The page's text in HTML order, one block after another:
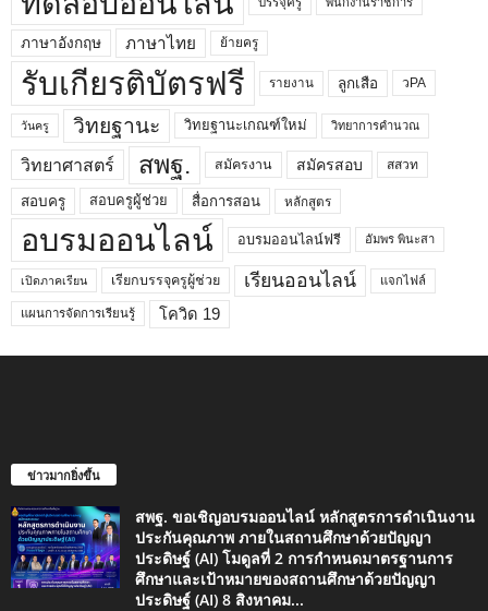
บรรจุครู พนักงานราชการ
ภาษาอังกฤษ ภาษาไทย ย้ายครู
รับเกียรติบัตรฟรี รายงาน ลูกเสือ วPA
วันครู วิทยฐานะ วิทยฐานะเกณฑ์ใหม่ วิทยาการคำนวณ
วิทยาศาสตร์ สพฐ. สมัครงาน สมัครสอบ สสวท
สอบครู สอบครูผู้ช่วย สื่อการสอน หลักสูตร
อบรมออนไลน์ อบรมออนไลน์ฟรี อัมพร พินะสา
เปิดภาคเรียน เรียกบรรจุครูผู้ช่วย เรียนออนไลน์ แจกไฟล์
แผนการจัดการเรียนรู้ โควิด 19
ข่าวมากยิ่งขึ้น
สพฐ. ขอเชิญอบรมออนไลน์ หลักสูตรการดำเนินงาน
ประกันคุณภาพ ภายในสถานศึกษาด้วยปัญญา
ประดิษฐ์ (AI) โมดูลที่ 2 การกำหนดมาตรฐานการ
ศึกษาและเป้าหมายของสถานศึกษาด้วยปัญญา
ประดิษฐ์ (AI) 8 สิงหาคม...